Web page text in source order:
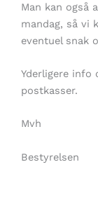
Man kan også
mandag, så vi
eventuel snak
Yderligere info
postkasser.
Mvh
Bestyrelsen